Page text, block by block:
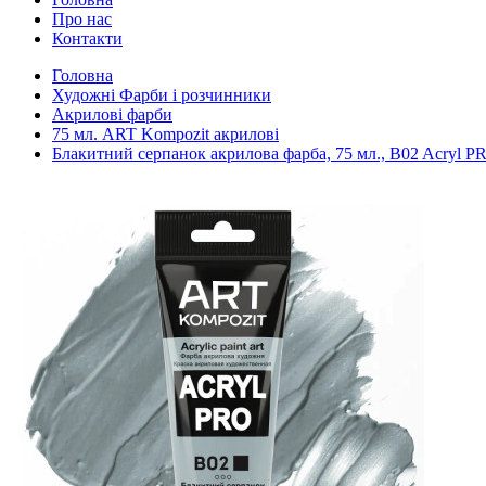
Про нас
Контакти
Головна
Художні Фарби і розчинники
Акрилові фарби
75 мл. ART Kompozit акрилові
Блакитний серпанок акрилова фарба, 75 мл., B02 Acryl